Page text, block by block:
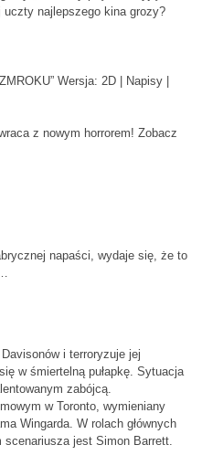
najlepszego kina grozy?
Wersja: 2D | Napisy |
z nowym horrorem! Zobacz
napaści, wydaje się, że to
i terroryzuje jej
w śmiertelną pułapkę. Sytuacja
zabójcą.
w Toronto, wymieniany
Wingarda. W rolach głównych
jest Simon Barrett.